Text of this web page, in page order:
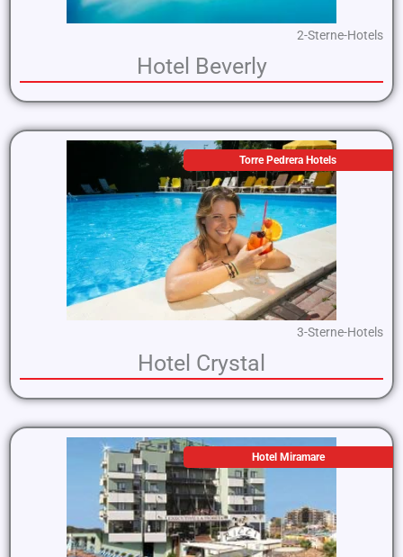
2-Sterne-Hotels
Hotel Beverly
Torre Pedrera Hotels
3-Sterne-Hotels
Hotel Crystal
Hotel Miramare